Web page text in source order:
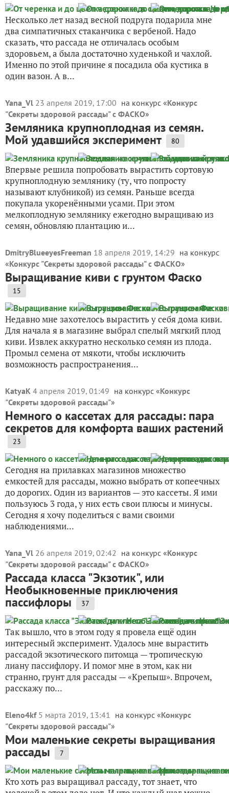
Несколько лет назад весной подруга подарила мне
два симпатичных стаканчика с вербеной. Надо
сказать, что рассада не отличалась особым
здоровьем, а была достаточно худенькой и чахлой.
Именно по этой причине я посадила оба кустика в
один вазон. А в...
Yana_Vl 23 апреля 2019, 17:00 на конкурс «Конкурс
"Секреты здоровой рассады" с ФАСКО»
Земляника крупноплодная из семян.
Мой удавшийся эксперимент 80
Впервые решила попробовать вырастить сортовую
крупноплодную землянику (ту, что попросту
называют клубникой) из семян. Раньше всегда
покупала укоренёнными усами. При этом
мелкоплодную землянику ежегодно выращиваю из
семян, обновляю плантацию и...
DmitryBlueeyesFreeman 18 апреля 2019, 14:29 на конкурс
«Конкурс "Секреты здоровой рассады" с ФАСКО»
Выращивание киви с грунтом Фаско
15
Недавно мне захотелось вырастить у себя дома киви.
Для начала я в магазине выбрал спелый мягкий плод
киви. Извлек аккуратно несколько семян из плода.
Промыл семена от мякоти, чтобы исключить
возможность распространения...
KatyaK 4 апреля 2019, 01:49 на конкурс «Конкурс
"Секреты здоровой рассады"»
Немного о кассетах для рассады: пара
секретов для комфорта ваших растений
23
Сегодня на прилавках магазинов множество
емкостей для рассады, можно выбрать от копеечных
до дорогих. Один из вариантов — это кассеты. Я ими
пользуюсь 3 года, у них есть свои плюсы и минусы.
Сегодня я хочу поделиться с вами своими
наблюдениями...
Yana_Vl 26 апреля 2019, 02:42 на конкурс «Конкурс
"Секреты здоровой рассады" с ФАСКО»
Рассада класса "Экзотик", или
Необыкновенные приключения
пассифлоры 37
Так вышло, что в этом году я провела ещё один
интересный эксперимент. Удалось мне вырастить
рассадой экзотического питомца — тропическую
лиану пассифлору. И помог мне в этом, как ни
странно, грунт для рассады — «Крепыш». Впрочем,
расскажу по...
Eleno4kf 5 марта 2019, 13:41 на конкурс «Конкурс
"Секреты здоровой рассады"»
Мои маленькие секреты выращивания
рассады 7
Кто хоть раз выращивал рассаду, тот знает, что